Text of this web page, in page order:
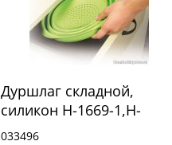
Дуршлаг складной,
силикон H-1669-1,H-
1669/120/
033496